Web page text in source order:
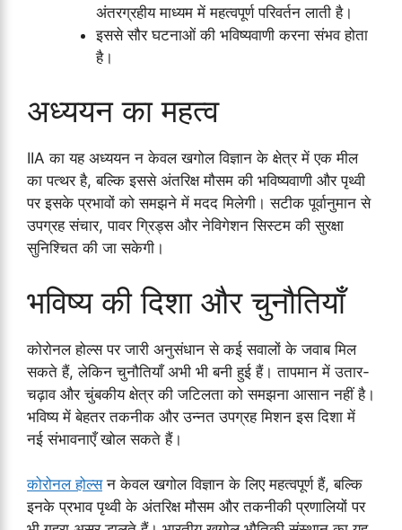
अंतरग्रहीय माध्यम में महत्वपूर्ण परिवर्तन लाती है।
इससे सौर घटनाओं की भविष्यवाणी करना संभव होता
है।
अध्ययन का महत्व
IIA का यह अध्ययन न केवल खगोल विज्ञान के क्षेत्र में एक मील
का पत्थर है, बल्कि इससे अंतरिक्ष मौसम की भविष्यवाणी और पृथ्वी
पर इसके प्रभावों को समझने में मदद मिलेगी। सटीक पूर्वानुमान से
उपग्रह संचार, पावर ग्रिड्स और नेविगेशन सिस्टम की सुरक्षा
सुनिश्चित की जा सकेगी।
भविष्य की दिशा और चुनौतियाँ
कोरोनल होल्स पर जारी अनुसंधान से कई सवालों के जवाब मिल
सकते हैं, लेकिन चुनौतियाँ अभी भी बनी हुई हैं। तापमान में उतार-
चढ़ाव और चुंबकीय क्षेत्र की जटिलता को समझना आसान नहीं है।
भविष्य में बेहतर तकनीक और उन्नत उपग्रह मिशन इस दिशा में
नई संभावनाएँ खोल सकते हैं।
कोरोनल होल्सन केवल खगोल विज्ञान के लिए महत्वपूर्ण हैं, बल्कि
इनके प्रभाव पृथ्वी के अंतरिक्ष मौसम और तकनीकी प्रणालियों पर